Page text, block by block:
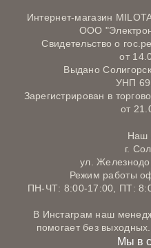
Интернет-магазин
ООО
Свидетельство о
от
Выдано
УНП
Зарегистрирован в
от
Наш
г.
ул.
Режим работы
ПН-ЧТ: 8:00-17:00, ПТ:
В Инстаграм наш
помогает без
Мы в